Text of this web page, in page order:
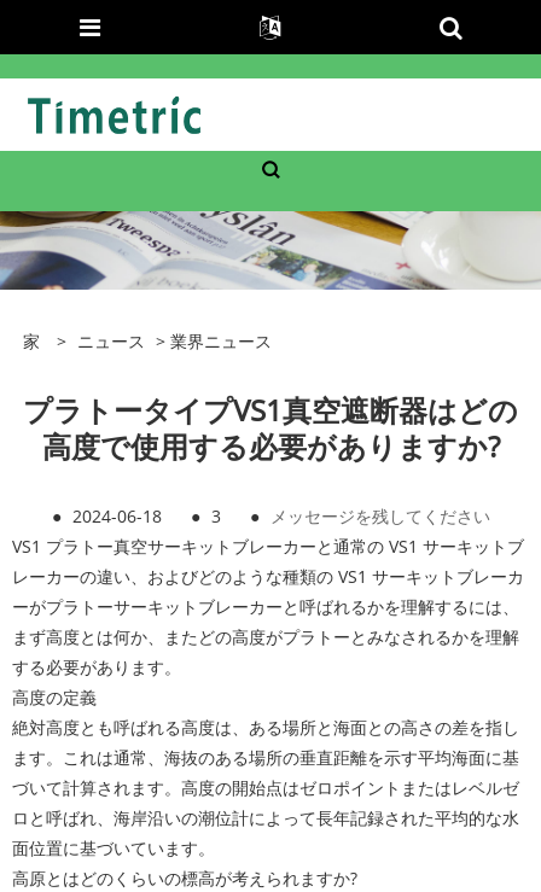
家 > ニュース > 業界ニュース
プラトータイプVS1真空遮断器はどの
高度で使用する必要がありますか?
● 2024-06-18 ● 3 ● メッセージを残してください
VS1 プラトー真空サーキットブレーカーと通常の VS1 サーキットブ
レーカーの違い、およびどのような種類の VS1 サーキットブレーカ
ーがプラトーサーキットブレーカーと呼ばれるかを理解するには、
まず高度とは何か、またどの高度がプラトーとみなされるかを理解
する必要があります。
高度の定義
絶対高度とも呼ばれる高度は、ある場所と海面との高さの差を指し
ます。これは通常、海抜のある場所の垂直距離を示す平均海面に基
づいて計算されます。高度の開始点はゼロポイントまたはレベルゼ
ロと呼ばれ、海岸沿いの潮位計によって長年記録された平均的な水
面位置に基づいています。
高原とはどのくらいの標高が考えられますか?